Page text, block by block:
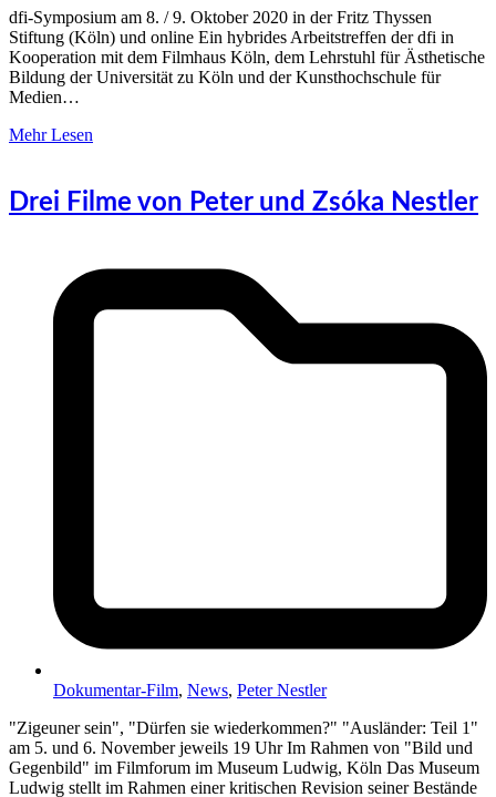
dfi-Symposium am 8. / 9. Oktober 2020 in der Fritz Thyssen
Stiftung (Köln) und online Ein hybrides Arbeitstreffen der dfi in
Kooperation mit dem Filmhaus Köln, dem Lehrstuhl für Ästhetische
Bildung der Universität zu Köln und der Kunsthochschule für
Medien…
Mehr Lesen
Drei Filme von Peter und Zsóka Nestler
Dokumentar-Film, News, Peter Nestler
"Zigeuner sein", "Dürfen sie wiederkommen?" "Ausländer: Teil 1"
am 5. und 6. November jeweils 19 Uhr Im Rahmen von "Bild und
Gegenbild" im Filmforum im Museum Ludwig, Köln Das Museum
Ludwig stellt im Rahmen einer kritischen Revision seiner Bestände